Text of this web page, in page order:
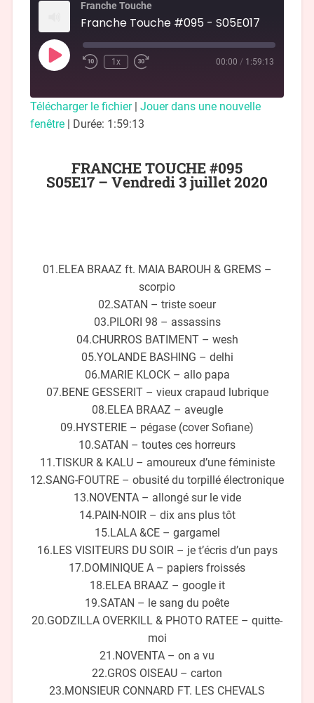
Franche Touche
Franche Touche #095 - S05E017
1x 00:00 / 1:59:13
Télécharger le fichier| Jouer dans une nouvelle
fenêtre| Durée: 1:59:13
FRANCHE TOUCHE #095
S05E17 – Vendredi 3 juillet 2020
01.ELEA BRAAZ ft. MAIA BAROUH & GREMS –
scorpio
02.SATAN – triste soeur
03.PILORI 98 – assassins
04.CHURROS BATIMENT – wesh
05.YOLANDE BASHING – delhi
06.MARIE KLOCK – allo papa
07.BENE GESSERIT – vieux crapaud lubrique
08.ELEA BRAAZ – aveugle
09.HYSTERIE – pégase (cover Sofiane)
10.SATAN – toutes ces horreurs
11.TISKUR & KALU – amoureux d’une féministe
12.SANG-FOUTRE – obusité du torpillé électronique
13.NOVENTA – allongé sur le vide
14.PAIN-NOIR – dix ans plus tôt
15.LALA &CE – gargamel
16.LES VISITEURS DU SOIR – je t’écris d’un pays
17.DOMINIQUE A – papiers froissés
18.ELEA BRAAZ – google it
19.SATAN – le sang du poête
20.GODZILLA OVERKILL & PHOTO RATEE – quitte-
moi
21.NOVENTA – on a vu
22.GROS OISEAU – carton
23.MONSIEUR CONNARD FT. LES CHEVALS